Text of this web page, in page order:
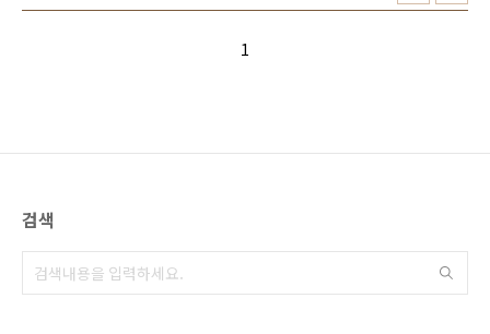
1
검색